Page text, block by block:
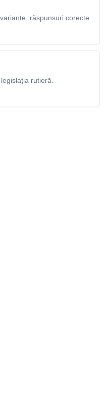
răspunsuri corecte
rutieră.